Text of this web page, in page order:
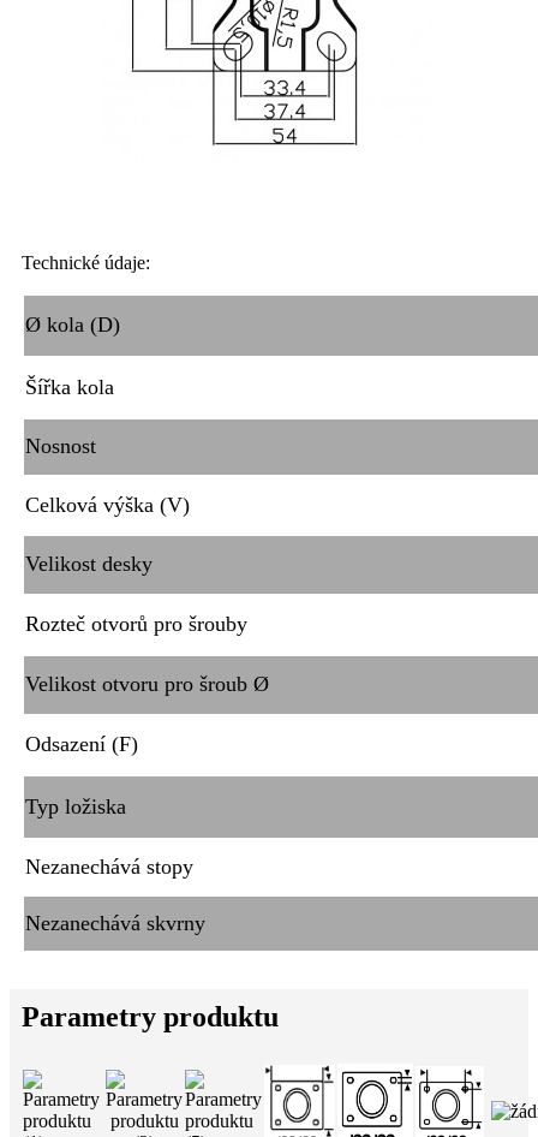
Technické údaje:
Ø kola (D)
Šířka kola
Nosnost
Celková výška (V)
Velikost desky
Rozteč otvorů pro šrouby
Velikost otvoru pro šroub Ø
Odsazení (F)
Typ ložiska
Nezanechává stopy
Nezanechává skvrny
Parametry produktu